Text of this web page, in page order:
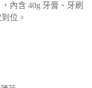
內含 40g 牙膏、牙刷
位。